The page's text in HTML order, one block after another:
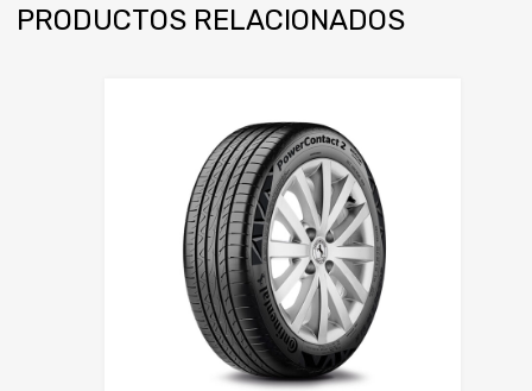
PRODUCTOS RELACIONADOS